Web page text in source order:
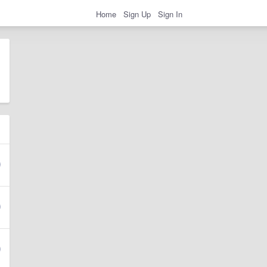
Home Sign Up Sign In